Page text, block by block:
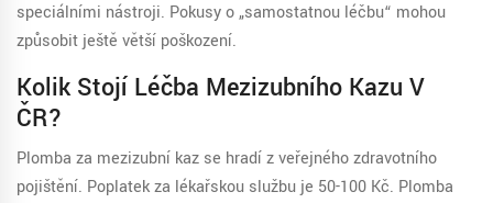
speciálními nástroji. Pokusy o „samostatnou léčbu“ mohou
způsobit ještě větší poškození.
Kolik Stojí Léčba Mezizubního Kazu V
ČR?
Plomba za mezizubní kaz se hradí z veřejného zdravotního
pojištění. Poplatek za lékařskou službu je 50-100 Kč. Plomba